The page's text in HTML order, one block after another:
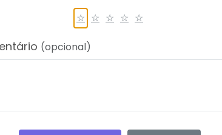
CENTRO DE SAUDE - JULHO
Saúde
☆ ☆ ☆ ☆ ☆
(opcional)